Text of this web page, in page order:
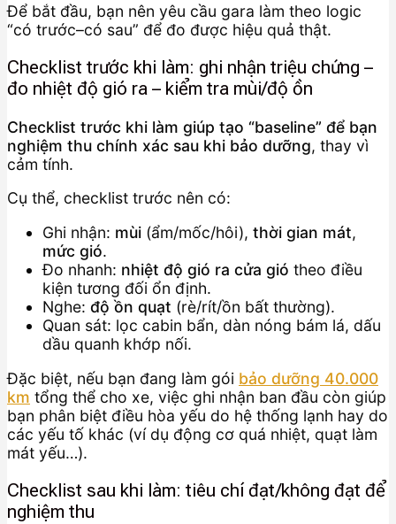
Để bắt đầu, bạn nên yêu cầu gara làm theo logic
“có trước–có sau” để đo được hiệu quả thật.
Checklist trước khi làm: ghi nhận triệu chứng –
đo nhiệt độ gió ra – kiểm tra mùi/độ ồn
Checklist trước khi làm giúp tạo “baseline” để bạn
nghiệm thu chính xác sau khi bảo dưỡng, thay vì
cảm tính.
Cụ thể, checklist trước nên có:
Ghi nhận: mùi (ẩm/mốc/hôi), thời gian mát,
mức gió.
Đo nhanh: nhiệt độ gió ra cửa gió theo điều
kiện tương đối ổn định.
Nghe: độ ồn quạt (rè/rít/ồn bất thường).
Quan sát: lọc cabin bẩn, dàn nóng bám lá, dấu
dầu quanh khớp nối.
Đặc biệt, nếu bạn đang làm gói bảo dưỡng 40.000
km tổng thể cho xe, việc ghi nhận ban đầu còn giúp
bạn phân biệt điều hòa yếu do hệ thống lạnh hay do
các yếu tố khác (ví dụ động cơ quá nhiệt, quạt làm
mát yếu…).
Checklist sau khi làm: tiêu chí đạt/không đạt để
nghiệm thu